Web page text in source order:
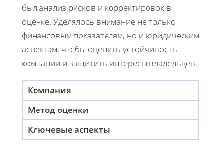
был анализ рисков и корректировок в
оценке. Уделялось внимание не только
финансовым показателям, но и юридическим
аспектам, чтобы оценить устойчивость
компании и защитить интересы владельцев.
Компания
Метод оценки
Ключевые аспекты